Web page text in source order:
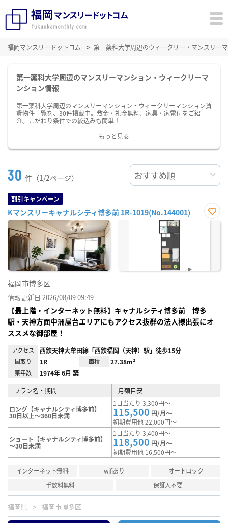
福岡マンスリードットコム 第一薬科大学周辺のウィークリー・マンスリー
第一薬科大学周辺のマンスリーマンション・ウィークリーマ
ンション情報
第一薬科大学周辺のマンスリーマンション・ウィークリーマンション賃
貸物件一覧を、30件掲載中。敷金・礼金無料、家具・家電付をご紹
介。こだわり条件での絞込みも簡単！
もっと見る
30 件（1/2ページ）
割引キャンペーン
Kマンスリーキャナルシティ博多前 1R-1019(No.144001)
お気
福岡市博多区
情報更新日 2026/08/09 09:49
【最上階・インターネット無料】キャナルシティ博多前 博多
駅・天神方面中洲屋台エリアにもアクセス抜群の法人様出張にオ
ススメな御部屋！
アクセス 西鉄天神大牟田線「西鉄福岡（天神）駅」徒歩15分
間取り 1R 面積 27.38m²
築年数 1974年 6月 築
プラン名・期間 月額目安
ロング【キャナルシティ博多前】
30日以上～360日未満
1日当たり 3,300円～
115,500 円/月～
初期費用他 22,000円～
ショート【キャナルシティ博多前】
～30日未満
1日当たり 3,400円～
118,500 円/月～
初期費用他 16,500円～
インターネット無料 wifiあり
オートロック
手数料無料
保証人不要
福岡県 福岡市博多区